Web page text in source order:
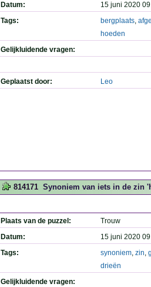
Datum:
15 juni 2020
Tags:
bergplaats,
hoeden
Gelijkluidende vragen:
Geplaatst door: Leo
814171 Synoniem van iets in de zin
Plaats van de puzzel:
Trouw
Datum:
15 juni 2020
Tags:
synoniem, zin,
drieën
Gelijkluidende vragen: